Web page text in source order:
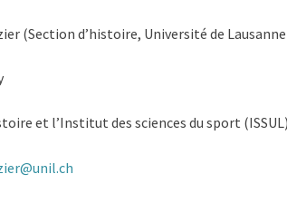
(Section d’histoire, Université de
et l’Institut des sciences du sport